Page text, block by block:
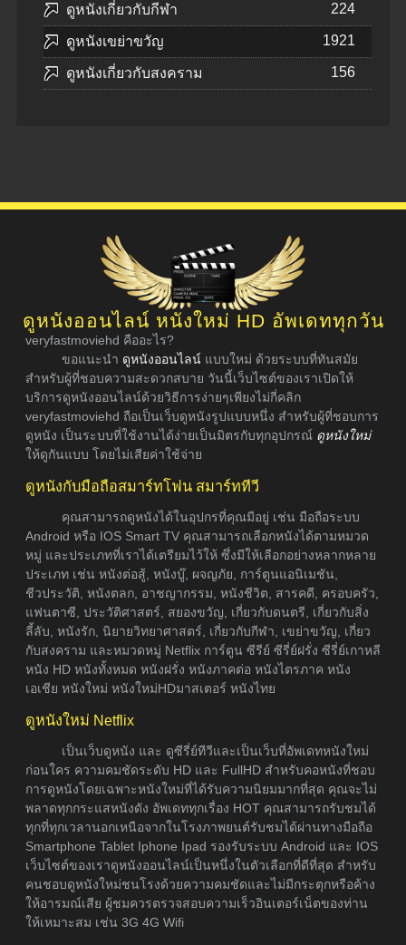
ดูหนังเกี่ยวกับกีฬา 224
ดูหนังเขย่าขวัญ 1921
ดูหนังเกี่ยวกับสงคราม 156
ดูหนังออนไลน์ หนังใหม่ HD อัพเดททุกวัน
veryfastmoviehd คืออะไร?
ขอแนะนำ ดูหนังออนไลน์ แบบใหม่ ด้วยระบบที่ทันสมัย
สำหรับผู้ที่ชอบความสะดวกสบาย วันนี้เว็บไซต์ของเราเปิดให้
บริการดูหนังออนไลน์ด้วยวิธีการง่ายๆเพียงไม่กี่คลิก
veryfastmoviehd ถือเป็นเว็บดูหนังรูปแบบหนึ่ง สำหรับผู้ที่ชอบการ
ดูหนัง เป็นระบบที่ใช้งานได้ง่ายเป็นมิตรกับทุกอุปกรณ์ ดูหนังใหม่
ให้ดูกันแบบ โดยไม่เสียค่าใช้จ่าย
ดูหนังกับมือถือสมาร์ทโฟน สมาร์ททีวี
คุณสามารถดูหนังได้ในอุปกรที่คุณมีอยู่ เช่น มือถือระบบ
Android หรือ IOS Smart TV คุณสามารถเลือกหนังได้ตามหมวด
หมู่ และประเภทที่เราได้เตรียมไว้ให้ ซึ่งมีให้เลือกอย่างหลากหลาย
ประเภท เช่น หนังต่อสู้, หนังบู๊, ผจญภัย, การ์ตูนแอนิเมชัน,
ชีวประวัติ, หนังตลก, อาชญากรรม, หนังชีวิต, สารคดี, ครอบครัว,
แฟนตาซี, ประวัติศาสตร์, สยองขวัญ, เกี่ยวกับดนตรี, เกี่ยวกับสิ่ง
ลี้ลับ, หนังรัก, นิยายวิทยาศาสตร์, เกี่ยวกับกีฬา, เขย่าขวัญ, เกี่ยว
กับสงคราม และหมวดหมู่ Netflix การ์ตูน ซีรีย์ ซีรี่ย์ฝรั่ง ซีรี่ย์เกาหลี
หนัง HD หนังทั้งหมด หนังฝรั่ง หนังภาคต่อ หนังไตรภาค หนัง
เอเชีย หนังใหม่ หนังใหม่HDมาสเตอร์ หนังไทย
ดูหนังใหม่ Netflix
เป็นเว็บดูหนัง และ ดูซีรี่ย์ทีวีและเป็นเว็บที่อัพเดทหนังใหม่
ก่อนใคร ความคมชัดระดับ HD และ FullHD สำหรับคอหนังที่ชอบ
การดูหนังโดยเฉพาะหนังใหม่ที่ได้รับความนิยมมากที่สุด คุณจะไม่
พลาดทุกกระแสหนังดัง อัพเดททุกเรื่อง HOT คุณสามารถรับชมได้
ทุกที่ทุกเวลานอกเหนือจากในโรงภาพยนต์รับชมได้ผ่านทางมือถือ
Smartphone Tablet Iphone Ipad รองรับระบบ Android และ IOS
เว็บไซต์ของเราดูหนังออนไลน์เป็นหนึ่งในตัวเลือกที่ดีที่สุด สำหรับ
คนชอบดูหนังใหม่ชนโรงด้วยความคมชัดและไม่มีกระตุกหรือค้าง
ให้อารมณ์เสีย ผู้ชมควรตรวจสอบความเร็วอินเตอร์เน็ตของท่าน
ให้เหมาะสม เช่น 3G 4G Wifi